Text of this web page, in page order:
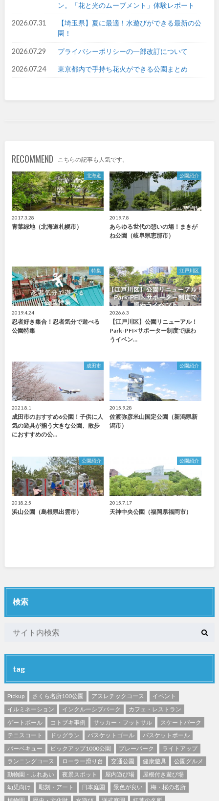
鳥取 島根
岡山
九州・沖縄
福岡 佐賀
鹿児島 沖縄
特徴で探す
ン。「花と光のムーブメント」体験レポート
2026.07.31
【埼玉県】夏に最適！水遊びができる最新の公
園！
2026.07.29 プライバシーポリシーの一部改訂について
2026.07.24 東京都内で手持ち花火ができる公園まとめ
RECOMMEND こちらの記事も人気です。
北海道
2017.3.28
青葉緑地（北海道札幌市）
公園紹介
2019.7.8
あらゆる世代の憩いの場！まきが
ね公園（岐阜県恵那市）
特集
2019.4.24
忍者好き集合！忍者気分で遊べる
公園特集
江戸川区
2026.6.3
【江戸川区】公園リニューアル！
Park-PFI×サポーター制度で賑わ
うイベン…
成田市
2021.8.1
成田市のおすすめ6公園！子供に人
気の遊具が揃う大きな公園、散歩
におすすめの公…
公園紹介
2015.9.28
佐渡弥彦米山国定公園（新潟県新
潟市）
公園紹介
2018.2.5
浜山公園（島根県出雲市）
公園紹介
2015.7.17
天神中央公園（福岡県福岡市）
検索
tag
Pickup さくら名所100公園 アスレチックコース
イベント
イルミネーション
インクルーシブパーク
カフェ・レストラン
ゲートボール
コトブキ事例 サッカー・フットサル
スケートパーク
テニスコート
ドッグラン バスケットゴール
バスケットボール
バーベキュー
ピックアップ1000公園 プレーパーク
ライトアップ
ランニングコース
ローラー滑り台 交通公園 健康遊具
公園グルメ
動物園・ふれあい
夜景スポット 屋内遊び場
屋根付き遊び場
幼児向け
彫刻・アート 日本庭園 景色が良い
梅・桜の名所